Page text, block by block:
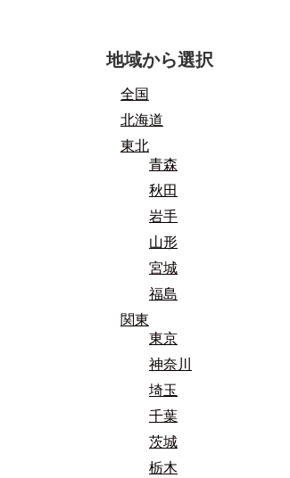
地域から選択
全国
北海道
東北
青森
秋田
岩手
山形
宮城
福島
関東
東京
神奈川
埼玉
千葉
茨城
栃木